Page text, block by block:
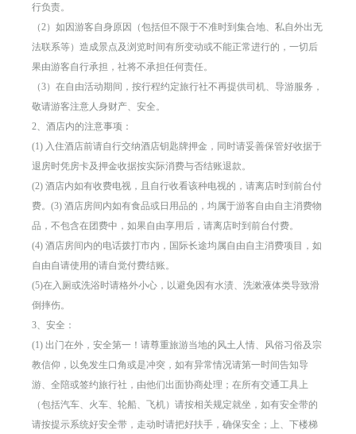
行负责。
（2）如因游客自身原因（包括但不限于不准时到集合地、私自外出无
法联系等）造成景点及浏览时间有所变动或不能正常进行的，一切后
果由游客自行承担，社将不承担任何责任。
（3）在自由活动期间，按行程约定旅行社不再提供司机、导游服务，
敬请游客注意人身财产、安全。
2、酒店内的注意事项：
(1) 入住酒店前请自行交纳酒店钥匙牌押金，同时请妥善保管好收据于
退房时凭房卡及押金收据按实际消费与否结账退款。
(2) 酒店内如有收费电视，且自行收看该种电视的，请离店时到前台付
费。(3) 酒店房间内如有食品或日用品的，均属于游客自由自主消费物
品，不包含在团费中，如果自由享用后，请离店时到前台付费。
(4) 酒店房间内的电话拨打市内，国际长途均属自由自主消费项目，如
自由自请使用的请自觉付费结账。
(5)在入厕或洗浴时请格外小心，以避免因有水渍、洗漱液体类导致滑
倒摔伤。
3、安全：
(1) 出门在外，安全第一！请尊重旅游当地的风土人情、风俗习俗及宗
教信仰，以免发生口角或是冲突，如有异常情况请第一时间告知导
游、全陪或签约旅行社，由他们出面协商处理；在所有交通工具上
（包括汽车、火车、轮船、飞机）请按相关规定就坐，如有安全带的
请按提示系统好安全带，走动时请把好扶手，确保安全；上、下楼梯